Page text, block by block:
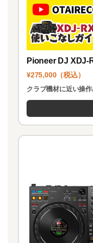
Pioneer DJ XDJ-
¥275,000（税込）
クラブ機材に近い操